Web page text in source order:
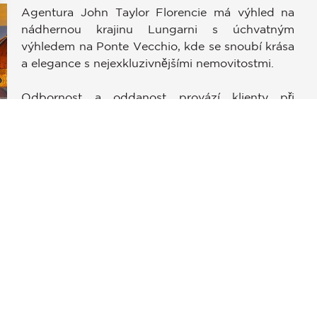
Agentura John Taylor Florencie má výhled na
nádhernou krajinu Lungarni s úchvatným
výhledem na Ponte Vecchio, kde se snoubí krása
a elegance s nejexkluzivnějšími nemovitostmi.
Odbornost a oddanost provází klienty při
soukromí, čímž zajišťuje dodržování předpisů.